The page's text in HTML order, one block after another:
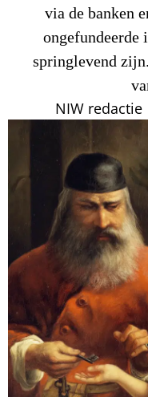
via de banken
ongefundeerde
springlevend
NIW redactie